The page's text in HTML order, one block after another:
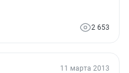
орган за
счетах в банке. И
получить.
2 653
11 марта 2013